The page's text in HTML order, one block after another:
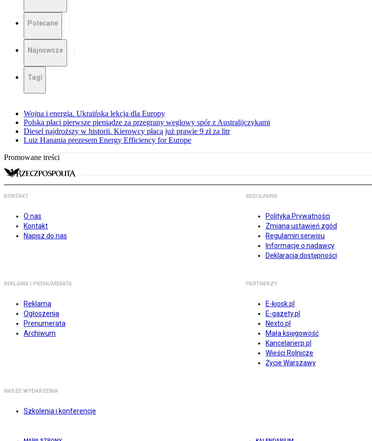
Polecane
Najnowsze
Tagi
Wojna i energia. Ukraińska lekcja dla Europy
Polska płaci pierwsze pieniądze za przegrany węglowy spór z Australijczykami
Diesel najdroższy w historii. Kierowcy płacą już prawie 9 zł za litr
Luiz Hanania prezesem Energy Efficiency for Europe
Promowane treści
KONTAKT
O nas
Kontakt
Napisz do nas
REGULAMIN
Polityka Prywatności
Zmiana ustawień zgód
Regulamin serwisu
Informacje o nadawcy
Deklaracja dostępności
REKLAMA I PRENUMERATA
Reklama
Ogłoszenia
Prenumerata
Archiwum
PARTNERZY
E-kiosk.pl
E-gazety.pl
Nexto.pl
Mała księgowość
Kancelarierp.pl
Wieści Rolnicze
Życie Warszawy
NASZE WYDARZENIA
Szkolenia i konferencje